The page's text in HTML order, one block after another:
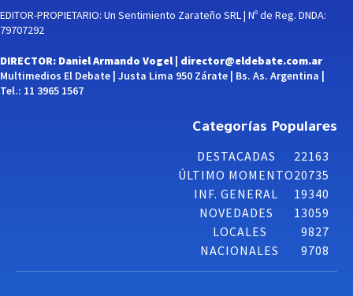
EDITOR-PROPIETARIO: Un Sentimiento Zarateño SRL | Nº de Reg. DNDA:
79707292
DIRECTOR: Daniel Armando Vogel | director@eldebate.com.ar
Multimedios El Debate | Justa Lima 950 Zárate | Bs. As. Argentina |
Tel.: 11 3965 1567
Categorías Populares
DESTACADAS
22163
ÚLTIMO MOMENTO20735
INF. GENERAL
19340
NOVEDADES
13059
LOCALES
9827
NACIONALES
9708